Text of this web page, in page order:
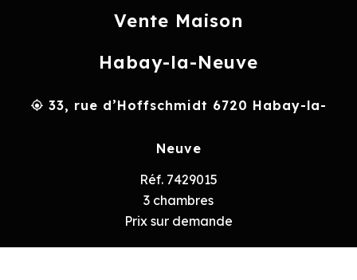
Vente Maison
Habay-la-Neuve
33, rue d’Hoffschmidt 6720 Habay-la-
Neuve
Réf. 7429015
3 chambres
Prix sur demande